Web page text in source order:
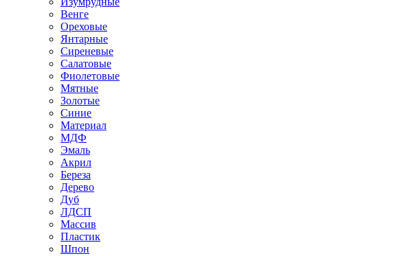
Венге
Ореховые
Янтарные
Сиреневые
Салатовые
Фиолетовые
Мятные
Золотые
Синие
Материал
МДФ
Эмаль
Акрил
Береза
Дерево
Дуб
ЛДСП
Массив
Пластик
Шпон